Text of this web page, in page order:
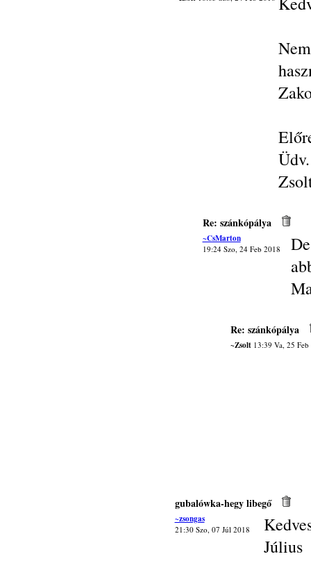
Üdv.
Re: szánkópálya
~CsMarton
19:24 Szo, 24 Feb 2018
Re: szánkópálya
~Zsolt13:39 Va, 25 Feb
gubalówka-hegy libegő
~zsongas
21:30 Szo, 07 Júl 2018